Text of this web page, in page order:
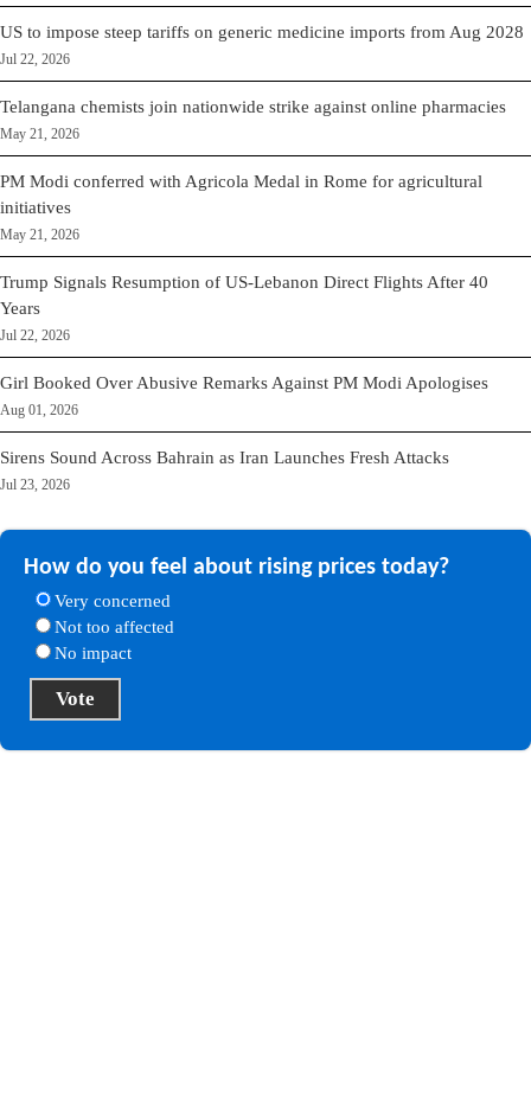
US to impose steep tariffs on generic medicine imports from Aug 2028
Jul 22, 2026
Telangana chemists join nationwide strike against online pharmacies
May 21, 2026
PM Modi conferred with Agricola Medal in Rome for agricultural
initiatives
May 21, 2026
Trump Signals Resumption of US-Lebanon Direct Flights After 40
Years
Jul 22, 2026
Girl Booked Over Abusive Remarks Against PM Modi Apologises
Aug 01, 2026
Sirens Sound Across Bahrain as Iran Launches Fresh Attacks
Jul 23, 2026
How do you feel about rising prices today?
Very concerned
Not too affected
No impact